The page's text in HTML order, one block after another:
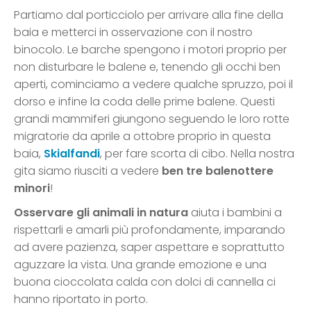
Partiamo dal porticciolo per arrivare alla fine della
baia e metterci in osservazione con il nostro
binocolo. Le barche spengono i motori proprio per
non disturbare le balene e, tenendo gli occhi ben
aperti, cominciamo a vedere qualche spruzzo, poi il
dorso e infine la coda delle prime balene. Questi
grandi mammiferi giungono seguendo le loro rotte
migratorie da aprile a ottobre proprio in questa
baia, Skialfandi, per fare scorta di cibo. Nella nostra
gita siamo riusciti a vedere ben tre balenottere
minori!
Osservare gli animali in natura aiuta i bambini a
rispettarli e amarli più profondamente, imparando
ad avere pazienza, saper aspettare e soprattutto
aguzzare la vista. Una grande emozione e una
buona cioccolata calda con dolci di cannella ci
hanno riportato in porto.